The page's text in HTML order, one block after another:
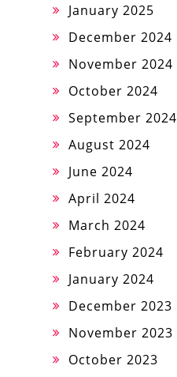
January 2025
December 2024
November 2024
October 2024
September 2024
August 2024
June 2024
April 2024
March 2024
February 2024
January 2024
December 2023
November 2023
October 2023